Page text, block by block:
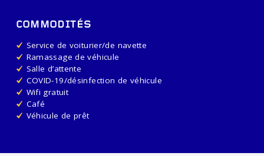
COMMODITÉS
Service de voiturier/de navette
Ramassage de véhicule
Salle d’attente
COVID-19/désinfection de véhicule
Wifi gratuit
Café
Véhicule de prêt